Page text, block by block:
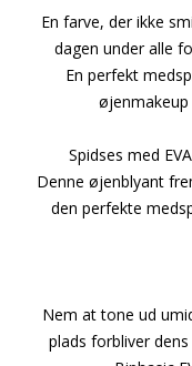
En farve, der ikke
dagen under alle
En perfekt
Spidses med
Denne øjenblyant
den perfekte
Nem at tone ud
plads forbliver